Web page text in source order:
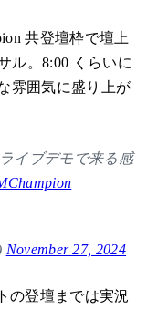
共登壇枠で壇上
ル。8:00 くらいに
雰囲気に盛り上が
イブデモで来る感
November 27, 2024
の登壇までは実況